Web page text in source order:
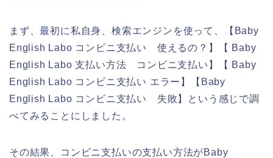
まず、最初に私自身、検索エンジンを使って、【Baby
English Labo コンビニ支払い 使えるの？】【 Baby
English Labo 支払い方法 コンビニ支払い】【 Baby
English Labo コンビニ支払い エラー】【Baby
English Labo コンビニ支払い 失敗】という感じで調
べてみることにしました。
その結果、コンビニ支払いの支払い方法がBaby